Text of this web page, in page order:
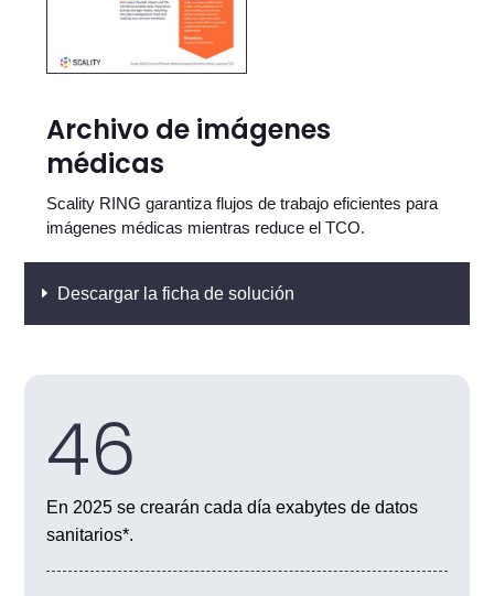
Archivo de imágenes
médicas
Scality RING garantiza flujos de trabajo eficientes para
imágenes médicas mientras reduce el TCO.
Descargar la ficha de solución
46
En 2025 se crearán cada día exabytes de datos
sanitarios*.